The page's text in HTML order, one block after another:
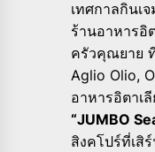
เทศกาลกินเ
ร้านอาหารอิ
ครัวคุณยาย
Aglio Olio,
อาหารอิตาเ
“JUMBO
สิงคโปร์ที่เสิ